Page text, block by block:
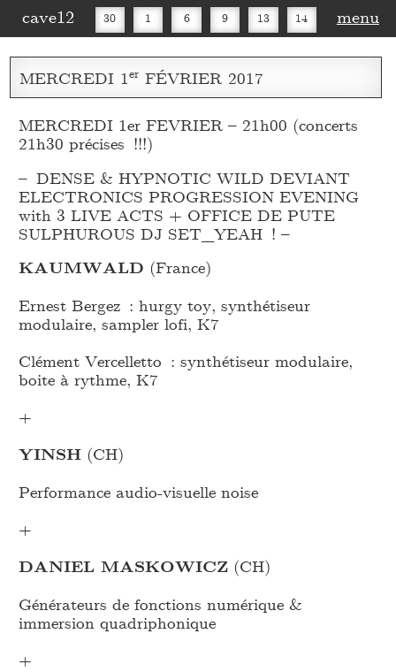
cave12 30 1 6 9 13 14
16 20 27 30
menu
MERCREDI 1er FÉVRIER 2017
MERCREDI 1er FEVRIER – 21h00 (concerts
21h30 précises !!!)
– DENSE & HYPNOTIC WILD DEVIANT
ELECTRONICS PROGRESSION EVENING
with 3 LIVE ACTS + OFFICE DE PUTE
SULPHUROUS DJ SET_YEAH ! –
KAUMWALD (France)
Ernest Bergez : hurgy toy, synthétiseur
modulaire, sampler lofi, K7
Clément Vercelletto : synthétiseur modulaire,
boite à rythme, K7
+
YINSH (CH)
Performance audio-visuelle noise
+
DANIEL MASKOWICZ (CH)
Générateurs de fonctions numérique &
immersion quadriphonique
+